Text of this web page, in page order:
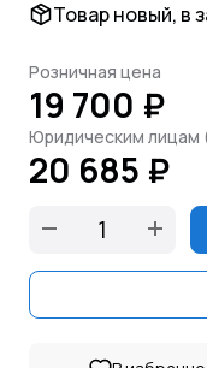
Товар новый, в
Розничная цена
19 700 ₽
Юридическим лицам
20 685 ₽